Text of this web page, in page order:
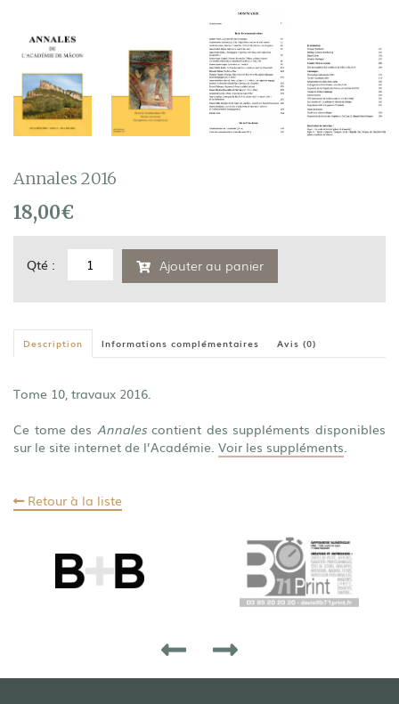
Annales 2016
18,00€
Qté :
quantité
Ajouter au panier
Description Informations complémentaires Avis (0)
Tome 10, travaux 2016.
Ce tome des Annalescontient des suppléments disponibles
sur le site internet de l’Académie. Voir les suppléments
Retour à la liste